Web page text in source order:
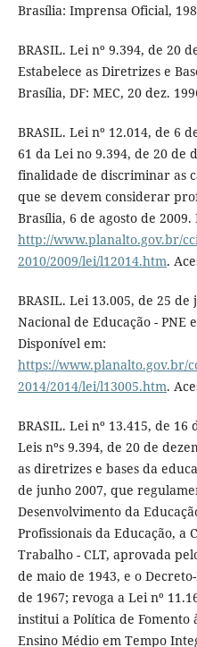
Brasília: Imprensa Oficial,
BRASIL. Lei nº 9.394, de 20
Estabelece as Diretrizes e
Brasília, DF: MEC, 20 dez.
BRASIL. Lei nº 12.014, de 6
61 da Lei no 9.394, de 20 de
finalidade de discriminar as
que se devem considerar
Brasília, 6 de agosto de
http://www.planalto.gov.br/
2010/2009/lei/l12014.htm.
BRASIL. Lei 13.005, de 25
Nacional de Educação - PNE
Disponível em:
https://www.planalto.gov.br/
2014/2014/lei/l13005.htm.
BRASIL. Lei nº 13.415, de
Leis nºs 9.394, de 20 de
as diretrizes e bases da
de junho 2007, que
Desenvolvimento da
Profissionais da Educação, a
Trabalho - CLT, aprovada
de maio de 1943, e o
de 1967; revoga a Lei nº
institui a Política de Fomento
Ensino Médio em Tempo